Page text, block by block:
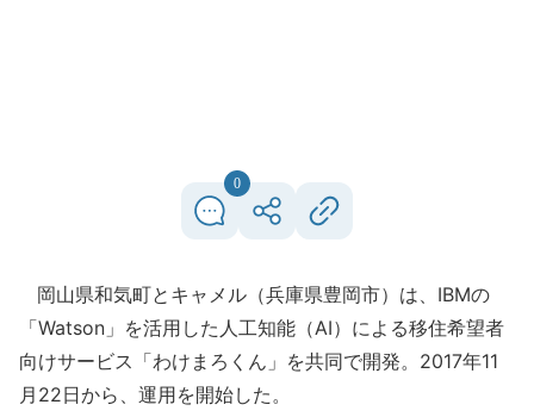
0
岡山県和気町とキャメル（兵庫県豊岡市）は、IBMの
「Watson」を活用した人工知能（AI）による移住希望者
向けサービス「わけまろくん」を共同で開発。2017年11
月22日から、運用を開始した。